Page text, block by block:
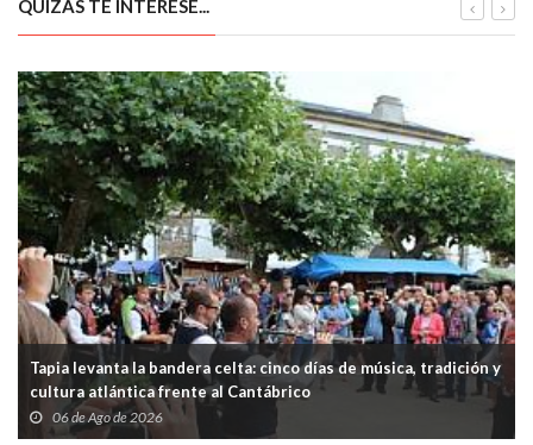
QUIZÁS TE INTERESE...
Tapia levanta la bandera celta: cinco días de música, tradición y
cultura atlántica frente al Cantábrico
06 de Ago de 2026